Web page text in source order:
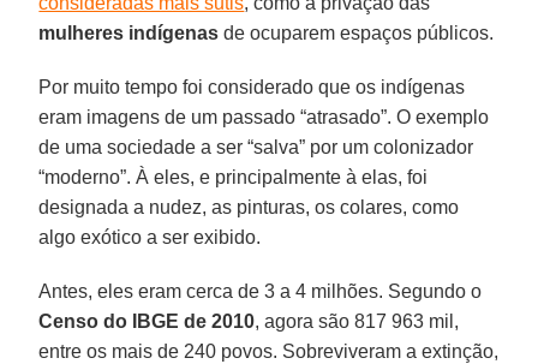
mulheres indígenas de ocuparem espaços públicos.
Por muito tempo foi considerado que os indígenas
eram imagens de um passado “atrasado”. O exemplo
de uma sociedade a ser “salva” por um colonizador
“moderno”. À eles, e principalmente à elas, foi
designada a nudez, as pinturas, os colares, como
algo exótico a ser exibido.
Antes, eles eram cerca de 3 a 4 milhões. Segundo o
Censo do IBGE de 2010, agora são 817 963 mil,
entre os mais de 240 povos. Sobreviveram a extinção,